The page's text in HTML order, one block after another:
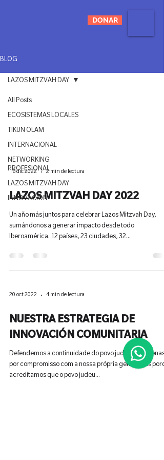
DONAR
BLOG
All Posts
ECOSISTEMAS LOCALES
TIKUN OLAM
INTERNACIONAL
NETWORKING
PROFESIONAL
LAZOS MITZVAH DAY
INNOVACIÓN
LAZOS MITZVAH DAY
LAZOS MITZVAH DAY
16 dic 2022 2 min de lectura
LAZOS MITZVAH DAY 2022
Un año más juntos para celebrar Lazos Mitzvah Day,
sumándonos a generar impacto desde todo
Iberoamérica. 12 países, 23 ciudades, 32...
20 oct 2022 4 min de lectura
NUESTRA ESTRATEGIA DE
INNOVACIÓN COMUNITARIA
Defendemos a continuidade do povo judeu não apenas
por compromisso com a nossa própria gente, mas
acreditamos que o povo judeu...